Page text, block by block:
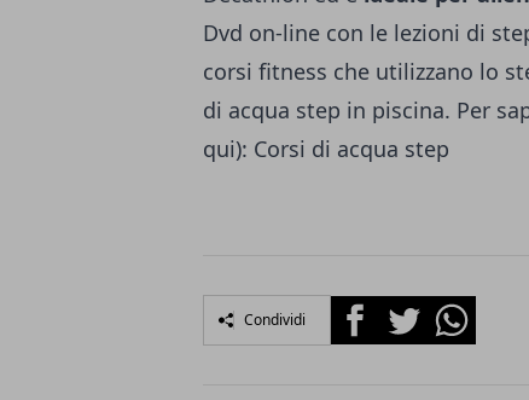
Dvd on-line con le lezioni di
corsi fitness che utilizzano lo
di acqua step in piscina. Per
qui): Corsi di acqua step
Condividi FacebookTwitterWhatsapp